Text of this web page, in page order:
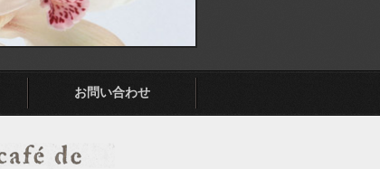
お問い合わせ